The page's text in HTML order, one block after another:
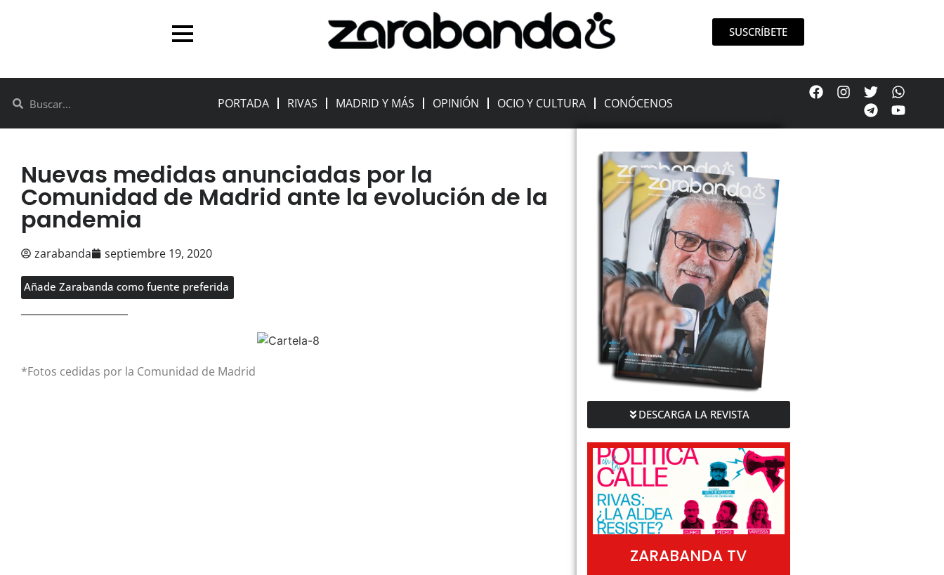
SUSCRÍBETE
PORTADA RIVAS MADRID Y MÁS OPINIÓN OCIO Y CULTURA CONÓCENOS
Nuevas medidas anunciadas por la
Comunidad de Madrid ante la evolución de la
pandemia
zarabanda septiembre 19, 2020
Añade Zarabanda como fuente preferida
*Fotos cedidas por la Comunidad de Madrid
DESCARGA LA REVISTA
ZARABANDA TV